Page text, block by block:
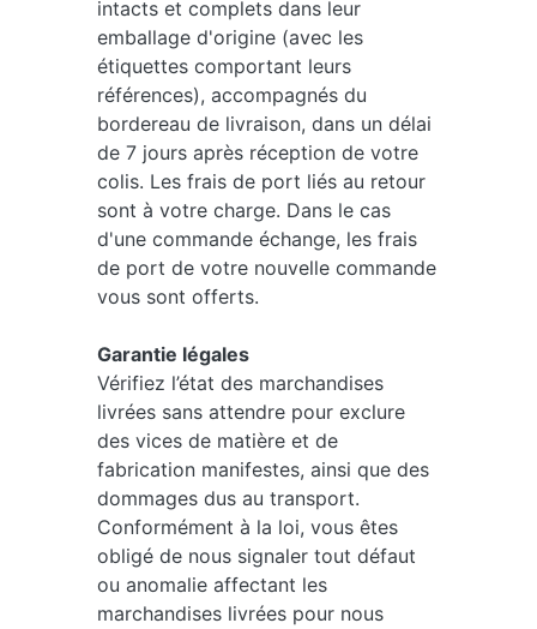
intacts et complets dans leur
emballage d'origine (avec les
étiquettes comportant leurs
références), accompagnés du
bordereau de livraison, dans un délai
de 7 jours après réception de votre
colis. Les frais de port liés au retour
sont à votre charge. Dans le cas
d'une commande échange, les frais
de port de votre nouvelle commande
vous sont offerts.
Garantie légales
Vérifiez l’état des marchandises
livrées sans attendre pour exclure
des vices de matière et de
fabrication manifestes, ainsi que des
dommages dus au transport.
Conformément à la loi, vous êtes
obligé de nous signaler tout défaut
ou anomalie affectant les
marchandises livrées pour nous